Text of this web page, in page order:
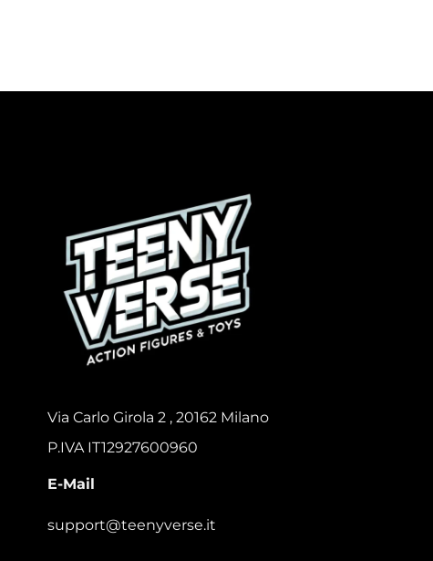
Via Carlo Girola 2 , 20162 Milano
P.IVA IT12927600960
E-Mail
support@teenyverse.it